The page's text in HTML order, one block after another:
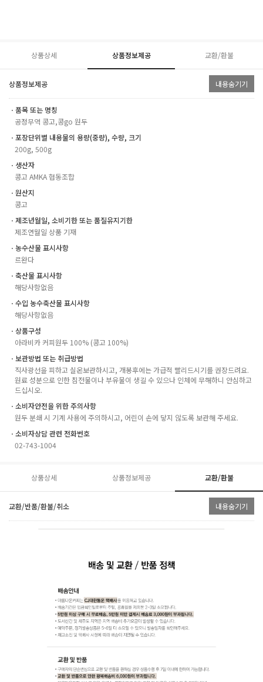
상품상세 상품정보제공 교환/환불
상품정보제공 내용숨기기
ㆍ품목 또는 명칭
공정무역 콩고,콩go 원두
ㆍ포장단위별 내용물의 용량(중량), 수량, 크기
200g, 500g
ㆍ생산자
콩고 AMKA 협동조합
ㆍ원산지
콩고
ㆍ제조년월일, 소비기한 또는 품질유지기한
제조연월일 상품 기재
ㆍ농수산물 표시사항
르완다
ㆍ축산물 표시사항
해당사항없음
ㆍ수입 농수축산물 표시사항
해당사항없음
ㆍ상품구성
아라비카 커피원두 100% (콩고 100%)
ㆍ보관방법 또는 취급방법
직사광선을 피하고 실온보관하시고, 개봉후에는 가급적 빨리드시기를 권장드려요.
원료 성분으로 인한 침전물이나 부유물이 생길 수 있으나 인체에 무해하니 안심하고
드십시오.
ㆍ소비자안전을 위한 주의사항
원두 분쇄 시 기계 사용에 주의하시고, 어린이 손에 닿지 않도록 보관해 주세요.
ㆍ소비자상담 관련 전화번호
02-743-1004
상품상세 상품정보제공 교환/환불
교환/반품/환불/취소 내용숨기기